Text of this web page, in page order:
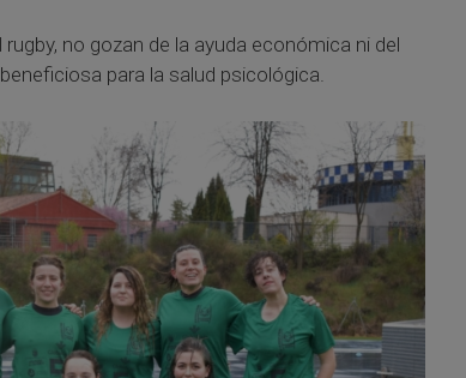
no gozan de la ayuda económica ni del
para la salud psicológica.